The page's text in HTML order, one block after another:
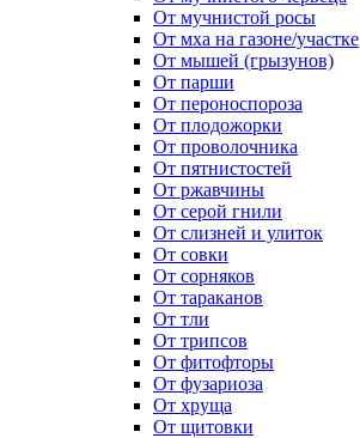
От мучнистой росы
От мха на газоне/участке
От мышей (грызунов)
От парши
От пероноспороза
От плодожорки
От проволочника
От пятнистостей
От ржавчины
От серой гнили
От слизней и улиток
От совки
От сорняков
От тараканов
От тли
От трипсов
От фитофторы
От фузариоза
От хруща
От щитовки